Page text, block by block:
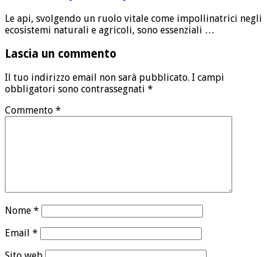
Le api, svolgendo un ruolo vitale come impollinatrici negli
ecosistemi naturali e agricoli, sono essenziali …
Lascia un commento
Il tuo indirizzo email non sarà pubblicato. I campi
obbligatori sono contrassegnati *
Commento *
Nome *
Email *